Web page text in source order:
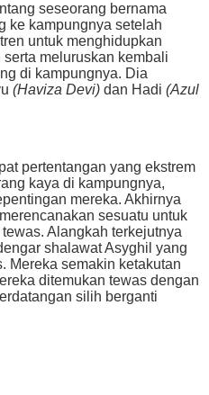
seseorang bernama
ke kampungnya setelah
untuk menghidupkan
meluruskan kembali
di kampungnya. Dia
(Haviza Devi) dan Hadi (Azul
pertentangan yang ekstrem
kaya di kampungnya,
mereka. Akhirnya
sesuatu untuk
Alangkah terkejutnya
shalawat Asyghil yang
Mereka semakin ketakutan
ditemukan tewas dengan
silih berganti